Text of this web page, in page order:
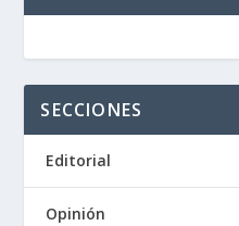
SECCIONES
Editorial
Opinión